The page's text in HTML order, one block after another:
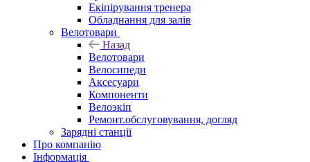
Екіпірування тренера
Обладнання для залів
Велотовари
Назад
Велотовари
Велосипеди
Аксесуари
Компоненти
Велоэкіп
Ремонт.обслуговування, догляд
Зарядні станції
Про компанію
Інформація